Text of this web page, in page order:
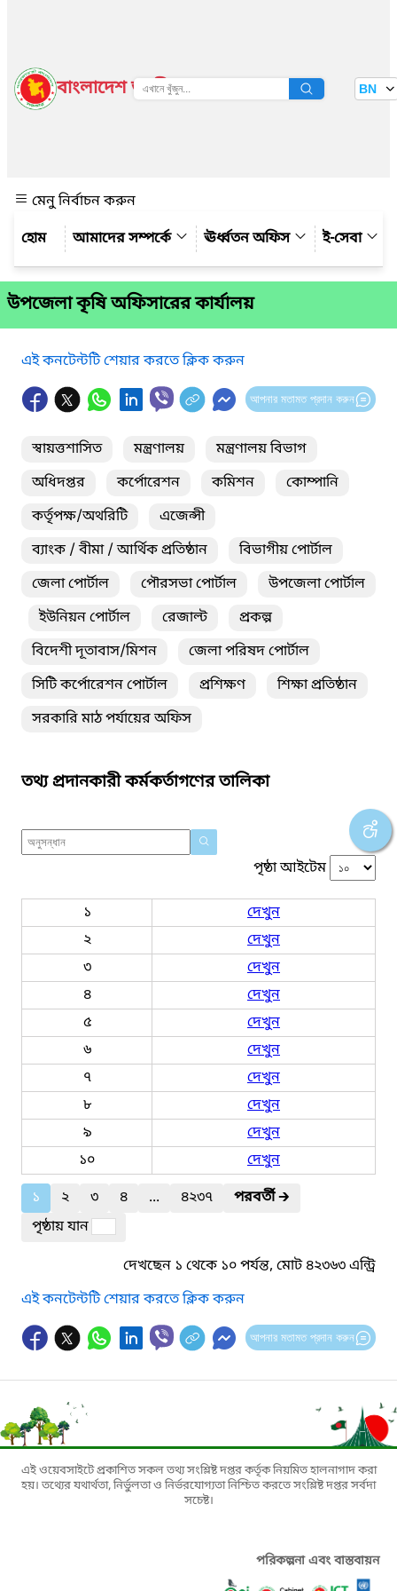
বাংলাদেশ জাতীয় তথ্য বাতায়ন BN
মেনু নির্বাচন করুন
আমাদের সম্পর্কে
ঊর্ধ্বতন অফিস ই-সেবা
উপজেলা কৃষি অফিসারের কার্যালয়
এই কনটেন্টটি শেয়ার করতে ক্লিক করুন
আপনার মতামত প্রদান করুন
স্বায়ত্তশাসিত মন্ত্রণালয়
মন্ত্রণালয় বিভাগ
অধিদপ্তর
কর্পোরেশন কমিশন
কোম্পানি
কর্তৃপক্ষ/অথরিটি
এজেন্সী
ব্যাংক / বীমা / আর্থিক প্রতিষ্ঠান
বিভাগীয় পোর্টাল
জেলা পোর্টাল
পৌরসভা পোর্টাল
উপজেলা পোর্টাল
ইউনিয়ন পোর্টাল
রেজাল্ট
প্রকল্প
বিদেশী দূতাবাস/মিশন
জেলা পরিষদ পোর্টাল
সিটি কর্পোরেশন পোর্টাল
প্রশিক্ষণ
শিক্ষা প্রতিষ্ঠান
সরকারি মাঠ পর্যায়ের অফিস
তথ্য প্রদানকারী কর্মকর্তাগণের তালিকা
পৃষ্ঠা আইটেম
১
দেখুন
২
দেখুন
৩
দেখুন
৪
দেখুন
৫
দেখুন
৬
দেখুন
৭
দেখুন
৮
দেখুন
৯
দেখুন
১০
দেখুন
১
২ ৩ ৪ ... ৪২৩৭ পরবর্তী🡲
পৃষ্ঠায় যান
দেখছেন ১ থেকে ১০ পর্যন্ত, মোট ৪২৩৬৩ এন্ট্রি
এই কনটেন্টটি শেয়ার করতে ক্লিক করুন
আপনার মতামত প্রদান করুন
এই ওয়েবসাইটে প্রকাশিত সকল তথ্য সংশ্লিষ্ট দপ্তর কর্তৃক নিয়মিত হালনাগাদ করা
হয়। তথ্যের যথার্থতা, নির্ভুলতা ও নির্ভরযোগ্যতা নিশ্চিত করতে সংশ্লিষ্ট দপ্তর সর্বদা
সচেষ্ট।
পরিকল্পনা এবং বাস্তবায়ন